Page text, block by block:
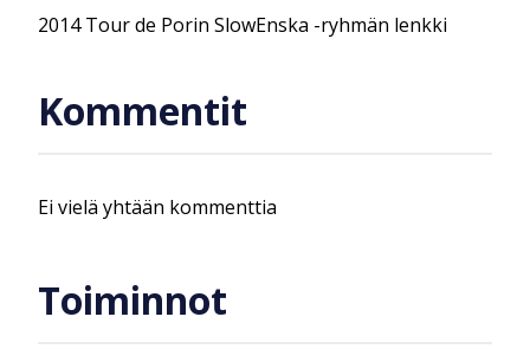
2014 Tour de Porin SlowEnska -ryhmän lenkki
Kommentit
Ei vielä yhtään kommenttia
Toiminnot